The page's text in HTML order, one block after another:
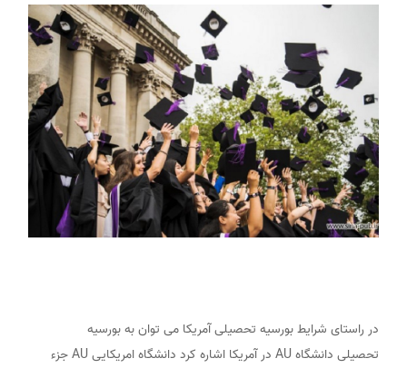
در راستای شرایط بورسیه تحصیلی آمریکا می توان به بورسیه
تحصیلی دانشگاه AU در آمریکا اشاره کرد دانشگاه امریکایی AU جزء